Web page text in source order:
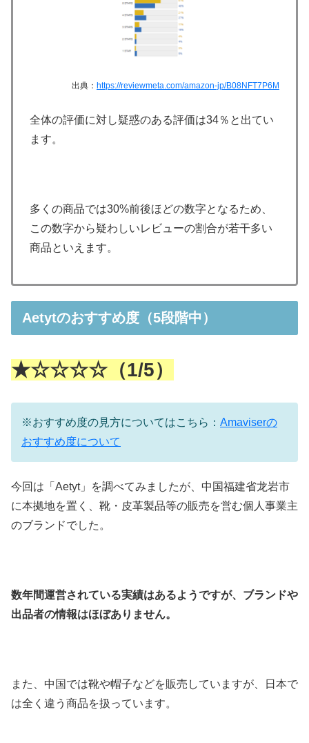
出典： https://reviewmeta.com/amazon-jp/B08NFT7P6M
全体の評価に対し疑惑のある評価は34％と出てい
ます。
多くの商品では30%前後ほどの数字となるため、
この数字から疑わしいレビューの割合が若干多い
商品といえます。
Aetytのおすすめ度（5段階中）
★☆☆☆☆（1/5）
※おすすめ度の見方についてはこちら： Amaviserの
おすすめ度について
今回は「 Aetyt」を調べてみましたが、中国福建省龙岩市
に本拠地を置く、靴・皮革製品等の販売を営む個人事業主
のブランドでした。
数年間運営されている実績はあるようですが、ブランドや
出品者の情報はほぼありません。
また、中国では靴や帽子などを販売していますが、日本で
は全く違う商品を扱っています。